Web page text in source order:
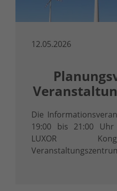
12.05.2026
Die
19:00 bis 21:00
LUXOR